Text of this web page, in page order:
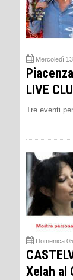
Mercoledì
LIVE
Tre eventi
Domenica
Xelah al